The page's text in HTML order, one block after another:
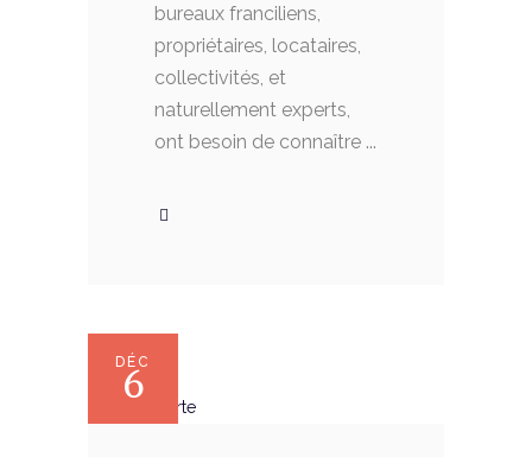
bureaux franciliens,
propriétaires, locataires,
collectivités, et
naturellement experts,
ont besoin de connaître
DÉC
6